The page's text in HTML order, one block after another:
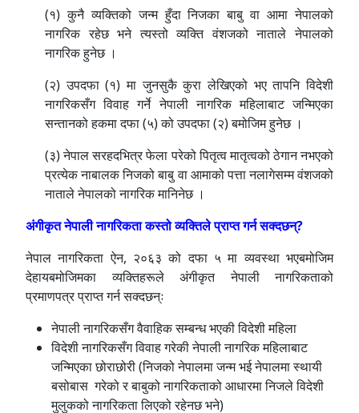
(१) कुनै व्यक्तिको जन्म हुँदा निजका बाबु वा आमा नेपालको
नागरिक रहेछ भने त्यस्तो व्यक्ति वंशजको नाताले नेपालको
नागरिक हुनेछ ।
(२) उपदफा (१) मा जुनसुकै कुरा लेखिएको भए तापनि विदेशी
नागरिकसँग विवाह गर्ने नेपाली नागरिक महिलाबाट जन्मिएका
सन्तानको हकमा दफा (५) को उपदफा (२) बमोजिम हुनेछ ।
(३) नेपाल सरहदभित्र फेला परेको पितृत्व मातृत्वको ठेगान नभएको
प्रत्येक नाबालक निजको बाबु वा आमाको पत्ता नलागेसम्म वंशजको
नाताले नेपालको नागरिक मानिनेछ ।
अंगीकृत नेपाली नागरिकता कस्तो व्यक्तिले प्राप्त गर्न सक्दछन्?
नेपाल नागरिकता ऐन, २०६३ को दफा ५ मा व्यवस्था भएबमोजिम
देहायबमोजिमका व्यक्तिहरूले अंगीकृत नेपाली नागरिकताको
प्रमाणपत्र प्राप्त गर्न सक्दछन्ः
नेपाली नागरिकसँग वैवाहिक सम्बन्ध भएकी विदेशी महिला
विदेशी नागरिकसँग विवाह गरेकी नेपाली नागरिक महिलाबाट
जन्मिएका छोराछोरी (निजको नेपालमा जन्म भई नेपालमा स्थायी
बसोबास गरेको र बाबुको नागरिकताको आधारमा निजले विदेशी
मुलुकको नागरिकता लिएको रहेनछ भने)